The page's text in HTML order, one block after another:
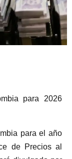
para 2026
para el año
de Precios al